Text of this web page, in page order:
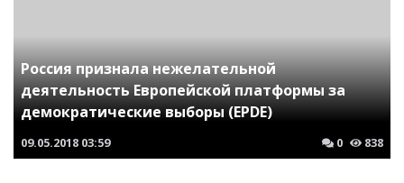
Россия признала нежелательной
деятельность Европейской платформы за
демократические выборы (EPDE)
09.05.2018 03:59 0 838